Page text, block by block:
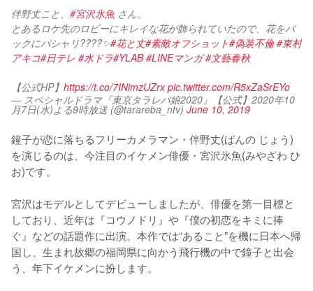
伴野丈こと、 #宮沢氷魚 さん。
とあるロケ先のロビーにキレイな花が飾られていたので、花をバ
ックにパシャリ????✨#花と丈#素敵オフショット#偽装不倫 #東村
アキコ#日テレ #水ドラ#YLAB #LINEマンガ #文藝春秋
【公式HP】 https://t.co/7INimzUZrx pic.twitter.com/R5xZaSrEYo
— スペシャルドラマ『東京タラレバ娘2020』【公式】2020年10
月7日(水)よる9時放送 (@tarareba_ntv) June 10, 2019
鐘子が恋に落ちるフリーカメラマン・伴野丈(ばんの じょう)
を演じるのは、今注目のイケメン俳優・宮沢氷魚(みやざわ ひ
お)です。
宮沢はモデルとしてデビューしましたが、俳優を第一目標と
しており、近年は『コウノドリ』や『僕の初恋をキミに捧
ぐ』などの話題作に出演。本作では“あること”を機に日本へ帰
国し、生まれ故郷の福岡県に向かう飛行機の中で鐘子と出会
う、年下イケメンに扮します。